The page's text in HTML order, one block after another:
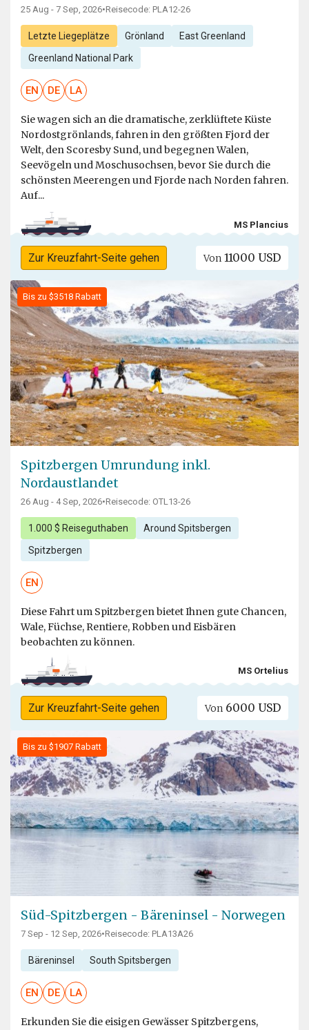
25 Aug - 7 Sep, 2026•Reisecode: PLA12-26
Letzte Liegeplätze Grönland East Greenland
Greenland National Park
EN DE LA
Sie wagen sich an die dramatische, zerklüftete Küste
Nordostgrönlands, fahren in den größten Fjord der
Welt, den Scoresby Sund, und begegnen Walen,
Seevögeln und Moschusochsen, bevor Sie durch die
schönsten Meerengen und Fjorde nach Norden fahren.
Auf...
MS Plancius
Zur Kreuzfahrt-Seite gehen Von 11000 USD
Bis zu $3518 Rabatt
Spitzbergen Umrundung inkl.
Nordaustlandet
26 Aug - 4 Sep, 2026•Reisecode: OTL13-26
1.000 $ Reiseguthaben Around Spitsbergen
Spitzbergen
EN
Diese Fahrt um Spitzbergen bietet Ihnen gute Chancen,
Wale, Füchse, Rentiere, Robben und Eisbären
beobachten zu können.
MS Ortelius
Zur Kreuzfahrt-Seite gehen Von 6000 USD
Bis zu $1907 Rabatt
Süd-Spitzbergen - Bäreninsel - Norwegen
7 Sep - 12 Sep, 2026•Reisecode: PLA13A26
Bäreninsel South Spitsbergen
EN DE LA
Erkunden Sie die eisigen Gewässer Spitzbergens,